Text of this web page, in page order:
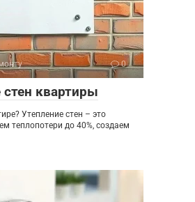
0
стен квартиры
Утепление стен – это
теплопотери до 40%, создаем